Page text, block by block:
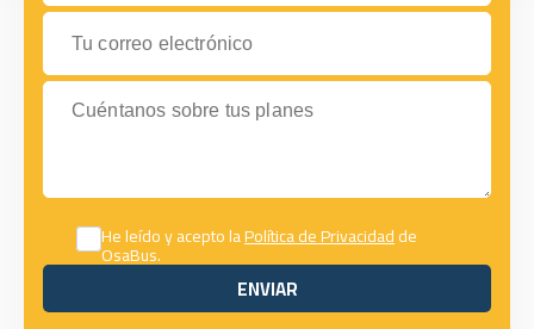
Tu correo electrónico
Cuéntanos sobre tus planes
He leído y acepto laPolítica de Privacidadde
OsaBus.
ENVIAR
ENVIAR